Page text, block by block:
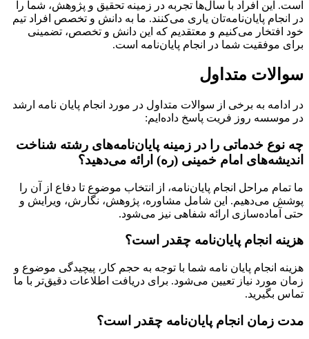
است. این افراد با سال‌ها تجربه در زمینه تحقیق و پژوهش، شما را
در انجام پایان‌نامه‌تان یاری می‌کنند. ما به دانش و تخصص افراد تیم
خود افتخار می‌کنیم و معتقدیم که این دانش و تخصص، تضمینی
برای موفقیت شما در انجام پایان‌نامه است.
سوالات متداول
در ادامه به برخی از سوالات متداول در مورد انجام پایان نامه ارشد
در موسسه روز فریت پاسخ داده‌ایم:
چه نوع خدماتی را در زمینه پایان‌نامه‌های رشته شناخت
اندیشه‌های امام خمینی (ره) ارائه می‌دهید؟
ما تمام مراحل انجام پایان‌نامه، از انتخاب موضوع تا دفاع از آن را
پوشش می‌دهیم. این شامل مشاوره، پژوهش، نگارش، ویرایش و
حتی آماده‌سازی ارائه شفاهی نیز می‌شود.
هزینه انجام پایان‌نامه چقدر است؟
هزینه انجام پایان نامه شما با توجه به حجم کار، پیچیدگی موضوع و
زمان مورد نیاز تعیین می‌شود. برای دریافت اطلاعات دقیق‌تر با ما
تماس بگیرید.
مدت زمان انجام پایان‌نامه چقدر است؟